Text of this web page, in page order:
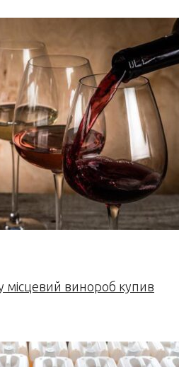
місцевий винороб купив